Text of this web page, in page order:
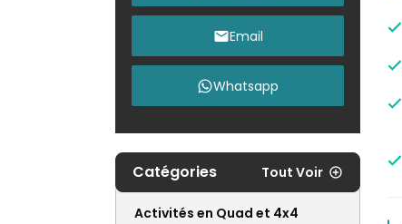
Email
Whatsapp
Catégories Tout Voir
Activités en Quad et 4x4